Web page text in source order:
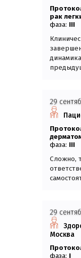
Рак
фаза: III
29
фаза: III
Сложно,
29
Москва
фаза: I